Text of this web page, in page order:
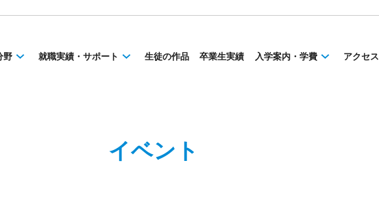
野 就職実績・サポート 生徒の作品 卒業生実績 入学案内・学費 アクセス
イベント